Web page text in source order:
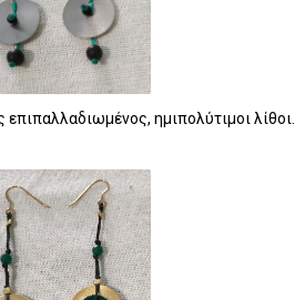
ημιπολύτιμοι λίθοι.